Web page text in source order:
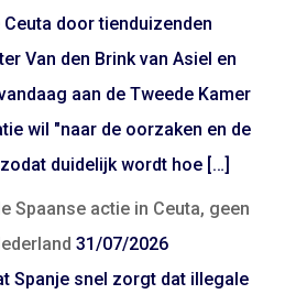
door tienduizenden
Van den Brink van Asiel en
aan de Tweede Kamer
wil "naar de oorzaken en de
duidelijk wordt hoe […]
Spaanse actie in Ceuta, geen
31/07/2026
Spanje snel zorgt dat illegale